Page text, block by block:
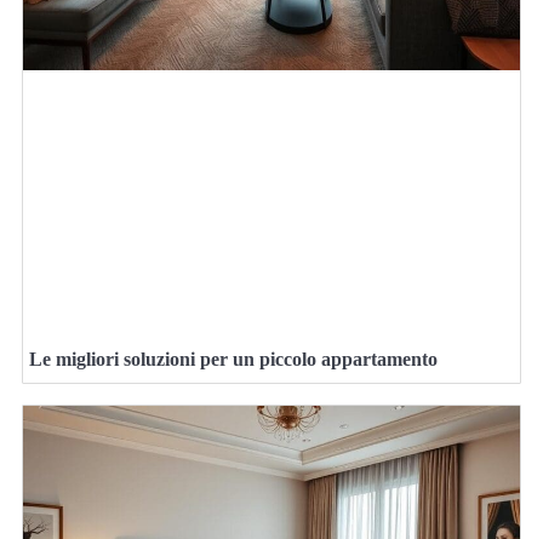
Le migliori soluzioni per un piccolo appartamento